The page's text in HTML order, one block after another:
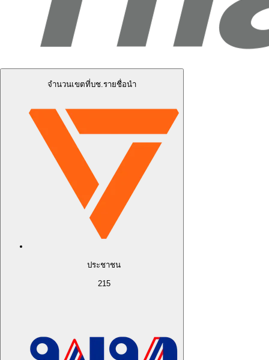
จำนวนเขตที่บช.รายชื่อนำ
ประชาชน
215